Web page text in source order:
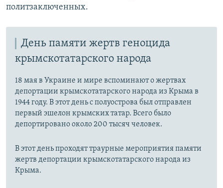
политзаключенных.
День памяти жертв геноцида
крымскотатарского народа
18 мая в Украине и мире вспоминают о жертвах
депортации крымскотатарского народа из Крыма в
1944 году. В этот день с полуострова был отправлен
первый эшелон крымских татар. Всего было
депортировано около 200 тысяч человек.
В этот день проходят траурные мероприятия памяти
жертв депортации крымскотатарского народа из
Крыма.